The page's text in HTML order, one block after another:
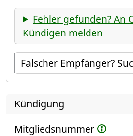
Fehler gefunden? An
Kündigen melden
Empfänger suchen
Kündigung
Mitgliedsnummer